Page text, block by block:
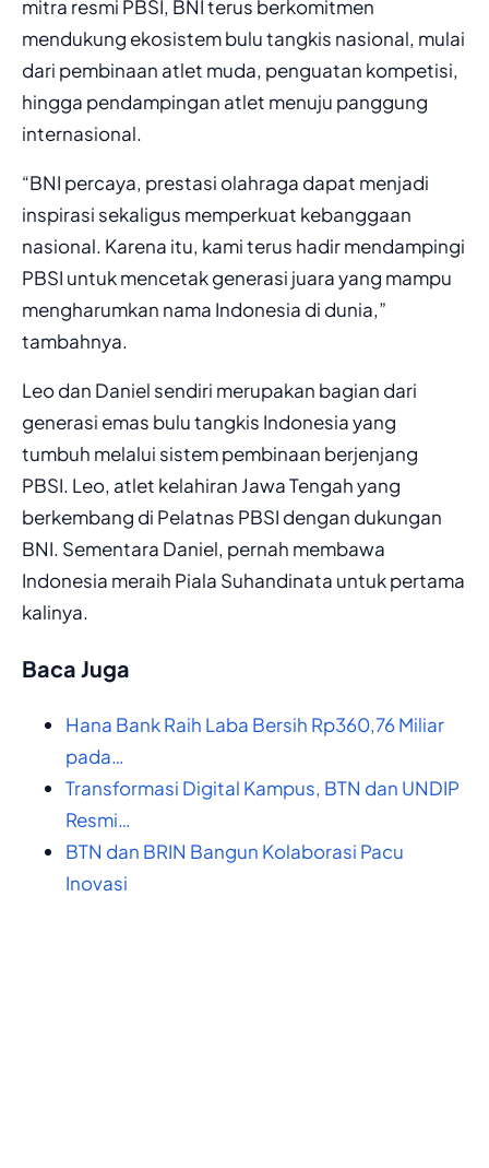
mitra resmi PBSI, BNI terus berkomitmen
mendukung ekosistem bulu tangkis nasional, mulai
dari pembinaan atlet muda, penguatan kompetisi,
hingga pendampingan atlet menuju panggung
internasional.
“BNI percaya, prestasi olahraga dapat menjadi
inspirasi sekaligus memperkuat kebanggaan
nasional. Karena itu, kami terus hadir mendampingi
PBSI untuk mencetak generasi juara yang mampu
mengharumkan nama Indonesia di dunia,”
tambahnya.
Leo dan Daniel sendiri merupakan bagian dari
generasi emas bulu tangkis Indonesia yang
tumbuh melalui sistem pembinaan berjenjang
PBSI. Leo, atlet kelahiran Jawa Tengah yang
berkembang di Pelatnas PBSI dengan dukungan
BNI. Sementara Daniel, pernah membawa
Indonesia meraih Piala Suhandinata untuk pertama
kalinya.
Baca Juga
Hana Bank Raih Laba Bersih Rp360,76 Miliar
pada…
Transformasi Digital Kampus, BTN dan UNDIP
Resmi…
BTN dan BRIN Bangun Kolaborasi Pacu
Inovasi